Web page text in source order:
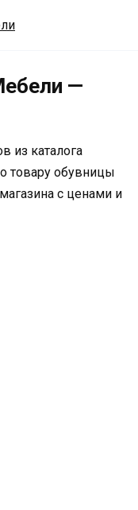
—
из каталога
товару обувницы
с ценами и